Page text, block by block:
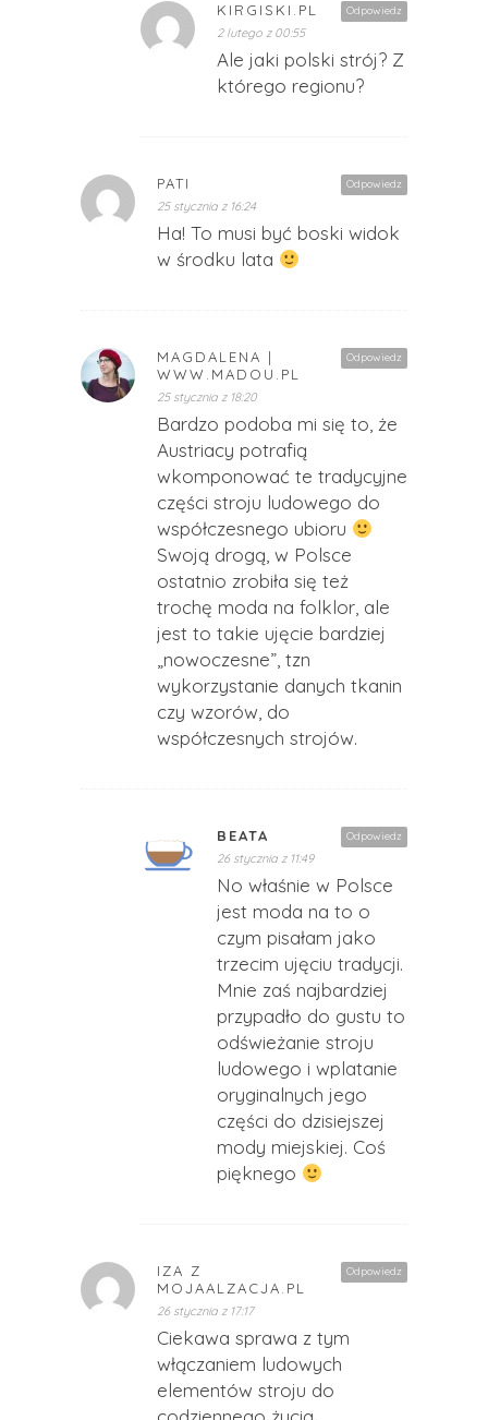
Odpowiedz
KIRGISKI.PL
2 lutego z 00:55
Ale jaki polski strój? Z
którego regionu?
Odpowiedz
PATI
25 stycznia z 16:24
Ha! To musi być boski widok
w środku lata
Odpowiedz
MAGDALENA |
WWW.MADOU.PL
25 stycznia z 18:20
Bardzo podoba mi się to, że
Austriacy potrafią
wkomponować te tradycyjne
części stroju ludowego do
współczesnego ubioru
Swoją drogą, w Polsce
ostatnio zrobiła się też
trochę moda na folklor, ale
jest to takie ujęcie bardziej
„nowoczesne”, tzn
wykorzystanie danych tkanin
czy wzorów, do
współczesnych strojów.
Odpowiedz
BEATA
26 stycznia z 11:49
No właśnie w Polsce
jest moda na to o
czym pisałam jako
trzecim ujęciu tradycji.
Mnie zaś najbardziej
przypadło do gustu to
odświeżanie stroju
ludowego i wplatanie
oryginalnych jego
części do dzisiejszej
mody miejskiej. Coś
pięknego
Odpowiedz
IZA Z
MOJAALZACJA.PL
26 stycznia z 17:17
Ciekawa sprawa z tym
włączaniem ludowych
elementów stroju do